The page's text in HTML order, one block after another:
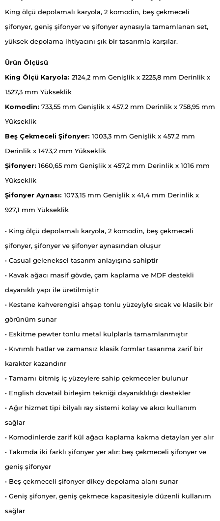
King ölçü depolamalı karyola, 2 komodin, beş çekmeceli
şifonyer, geniş şifonyer ve şifonyer aynasıyla tamamlanan set,
yüksek depolama ihtiyacını şık bir tasarımla karşılar.
Ürün Ölçüsü
King Ölçü Karyola: 2124,2 mm Genişlik x 2225,8 mm Derinlik x
1527,3 mm Yükseklik
Komodin: 733,55 mm Genişlik x 457,2 mm Derinlik x 758,95 mm
Yükseklik
Beş Çekmeceli Şifonyer: 1003,3 mm Genişlik x 457,2 mm
Derinlik x 1473,2 mm Yükseklik
Şifonyer: 1660,65 mm Genişlik x 457,2 mm Derinlik x 1016 mm
Yükseklik
Şifonyer Aynası: 1073,15 mm Genişlik x 41,4 mm Derinlik x
927,1 mm Yükseklik
• King ölçü depolamalı karyola, 2 komodin, beş çekmeceli
şifonyer, şifonyer ve şifonyer aynasından oluşur
• Casual geleneksel tasarım anlayışına sahiptir
• Kavak ağacı masif gövde, çam kaplama ve MDF destekli
dayanıklı yapı ile üretilmiştir
• Kestane kahverengisi ahşap tonlu yüzeyiyle sıcak ve klasik bir
görünüm sunar
• Eskitme pewter tonlu metal kulplarla tamamlanmıştır
• Kıvrımlı hatlar ve zamansız klasik formlar tasarıma zarif bir
karakter kazandırır
• Tamamı bitmiş iç yüzeylere sahip çekmeceler bulunur
• English dovetail birleşim tekniği dayanıklılığı destekler
• Ağır hizmet tipi bilyalı ray sistemi kolay ve akıcı kullanım
sağlar
• Komodinlerde zarif kül ağacı kaplama kakma detayları yer alır
• Takımda iki farklı şifonyer yer alır: beş çekmeceli şifonyer ve
geniş şifonyer
• Beş çekmeceli şifonyer dikey depolama alanı sunar
• Geniş şifonyer, geniş çekmece kapasitesiyle düzenli kullanım
sağlar